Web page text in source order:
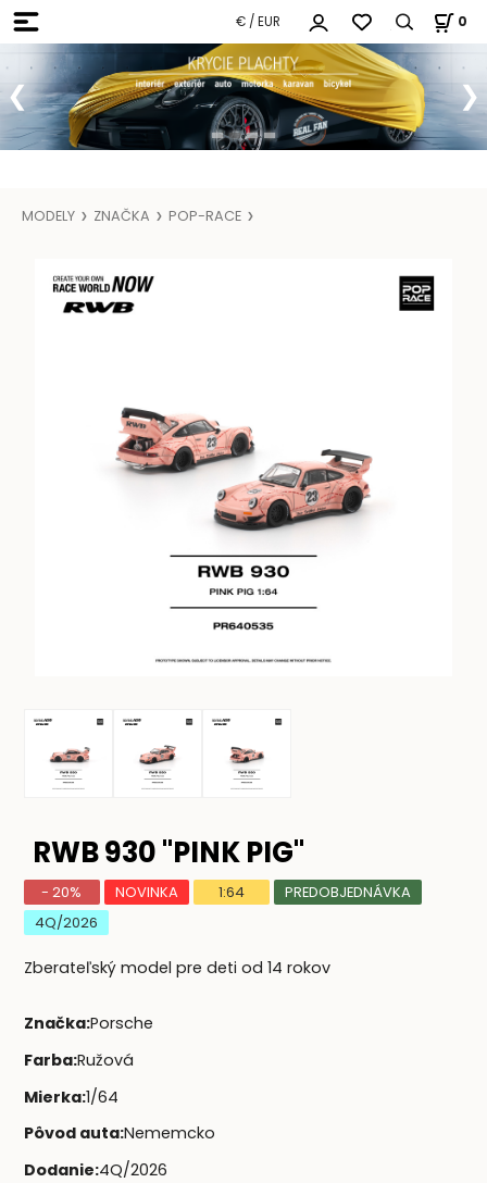
€ / EUR 0
MODELY ZNAČKA POP-RACE
RWB 930 "PINK PIG"
- 20% NOVINKA 1:64
PREDOBJEDNÁVKA
4Q/2026
Zberateľský model pre deti od 14 rokov
Značka:Porsche
Farba:Ružová
Mierka:1/64
Pôvod auta:Nememcko
Dodanie:4Q/2026